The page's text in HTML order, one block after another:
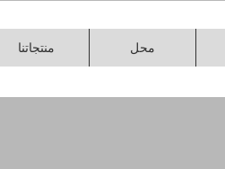
منتجاتنا محل